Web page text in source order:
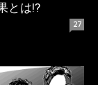
とは!?
27